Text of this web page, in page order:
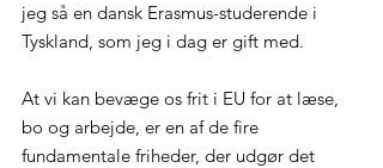
jeg så en dansk Erasmus-studerende i
Tyskland, som jeg i dag er gift med.
At vi kan bevæge os frit i EU for at læse,
bo og arbejde, er en af de fire
fundamentale friheder, der udgør det